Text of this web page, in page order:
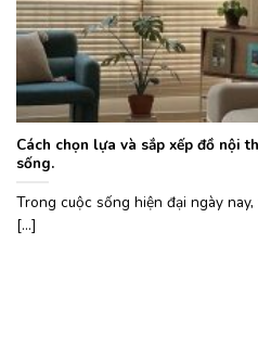
Cách chọn lựa và sắp xếp đồ nội
sống.
Trong cuộc sống hiện đại ngày
[...]